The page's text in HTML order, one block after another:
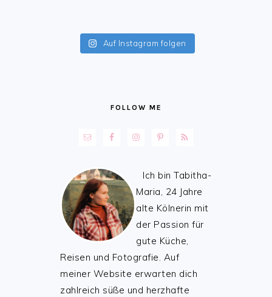
Auf Instagram folgen
FOLLOW ME
Ich bin Tabitha-
Maria, 24 Jahre
alte Kölnerin mit
der Passion für
gute Küche,
Reisen und Fotografie. Auf
meiner Website erwarten dich
zahlreich süße und herzhafte